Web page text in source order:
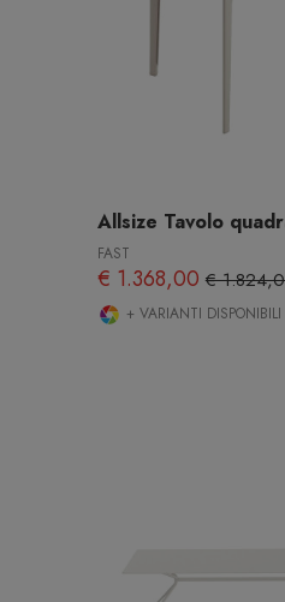
Allsize Tavolo
FAST
€ 1.368,00€
+ VARIANTI DISPONIBILI